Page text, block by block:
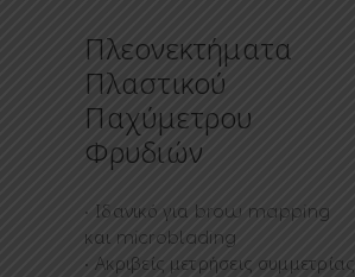
Πλεονεκτήματα
Πλαστικού
Παχύμετρου
Φρυδιών
• Ιδανικό για brow mapping
και microblading
• Ακριβείς μετρήσεις συμμετρίας